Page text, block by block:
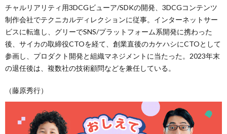
チャルリアリティ用3DCGビューア/SDKの開発、3DCGコンテンツ
制作会社でテクニカルディレクションに従事。インターネットサー
ビスに転進し、グリーでSNS/プラットフォーム系開発に携わった
後、サイカの取締役CTOを経て、創業直後のカケハシにCTOとして
参画し、プロダクト開発と組織マネジメントに当たった。2023年末
の退任後は、複数社の技術顧問などを兼任している。
（藤原秀行）